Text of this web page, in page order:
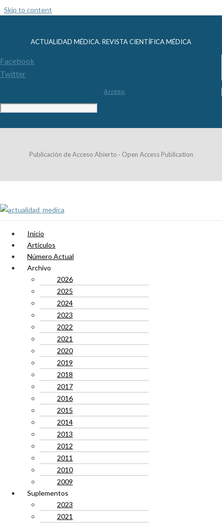
Skip to content
ACTUALIDAD MÉDICA. REVISTA CIENTÍFICA MÉDICA
Facebook
Twitter
Acceso
Publicación de Acceso Abierto · Open Access Publication
Inicio
Artículos
Número Actual
Archivo
2026
2025
2024
2023
2022
2021
2020
2019
2018
2017
2016
2015
2014
2013
2012
2011
2010
2009
Suplementos
2023
2021